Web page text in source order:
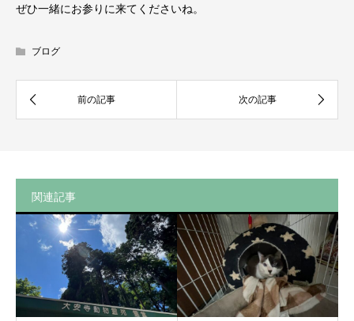
ぜひ一緒にお参りに来てくださいね。
ブログ
関連記事